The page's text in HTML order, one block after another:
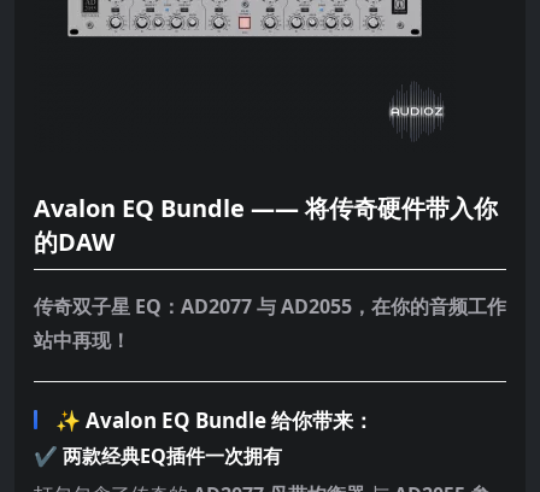
Avalon EQ Bundle —— 将传奇硬件带入你
的DAW
传奇双子星 EQ：AD2077 与 AD2055，在你的音频工作
站中再现！
✨ Avalon EQ Bundle 给你带来：
✔️ 两款经典EQ插件一次拥有